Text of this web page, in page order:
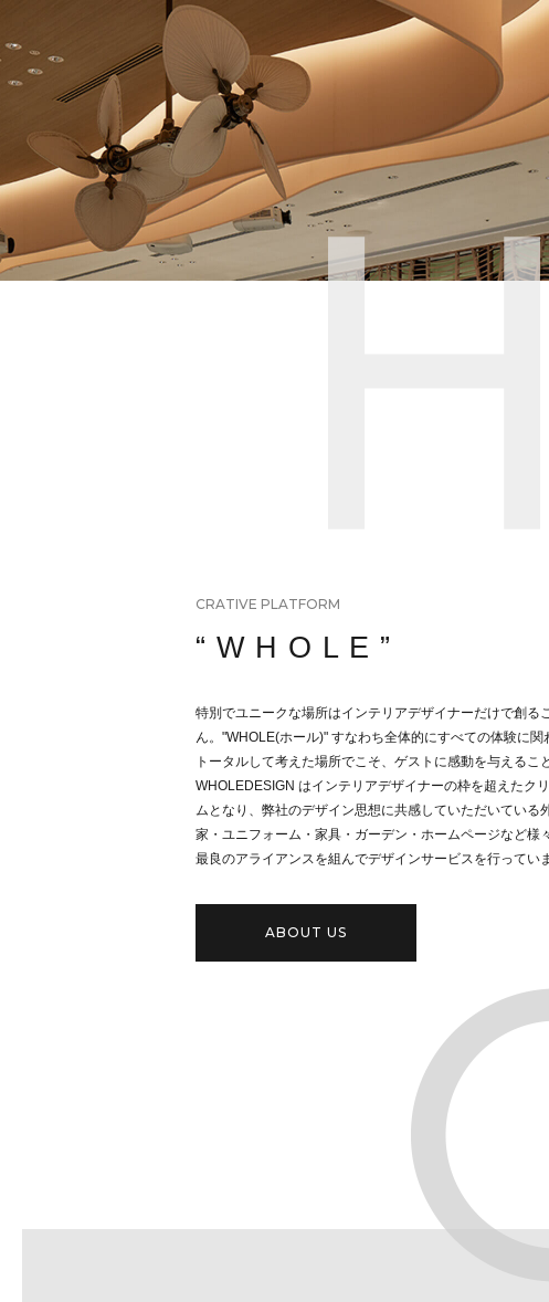
CRATIVE PLATFORM
“ W H O L E ”
特別でユニークな場所はインテリアデザイナーだけで創る
ん。 "WHOLE(ホール)" すなわち全体的にすべての体験に関
トータルして考えた場所でこそ、ゲストに感動を与えるこ
WHOLEDESIGN はインテリアデザイナーの枠を超えたク
ムとなり、弊社のデザイン思想に共感していただいている
家・ユニフォーム・家具・ガーデン・ホームページなど様
最良のアライアンスを組んでデザインサービスを行っていま
ABOUT US